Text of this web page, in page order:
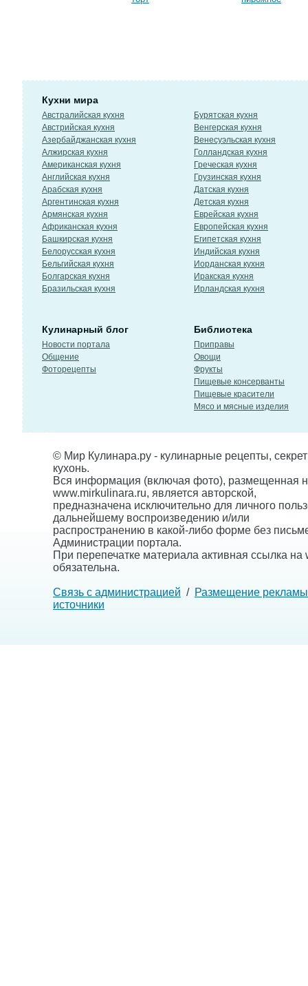
Кухни мира
Австралийская кухня
Австрийская кухня
Азербайджанская кухня
Алжирская кухня
Американская кухня
Английская кухня
Арабская кухня
Аргентинская кухня
Армянская кухня
Африканская кухня
Башкирская кухня
Белорусская кухня
Бельгийская кухня
Болгарская кухня
Бразильская кухня
Бурятская кухня
Венгерская кухня
Венесуэльская кухня
Голландская кухня
Греческая кухня
Грузинская кухня
Датская кухня
Детская кухня
Еврейская кухня
Европейская кухня
Египетская кухня
Индийская кухня
Иорданская кухня
Иракская кухня
Ирландская кухня
Кулинарный блог
Новости портала
Общение
Фоторецепты
Библиотека
Приправы
Овощи
Фрукты
Пищевые консерванты
Пищевые красители
Мясо и мясные изделия
© Мир Кулинара.ру - кулинарные рецепты,
кухонь.
Вся информация (включая фото), размещенная
www.mirkulinara.ru, является авторской,
предназначена исключительно для личного
дальнейшему воспроизведению и/или
распространению в какой-либо форме без
Администрации портала.
При перепечатке материала активная ссылка на
обязательна.
Связь с администрацией / Размещение рекламы
источники